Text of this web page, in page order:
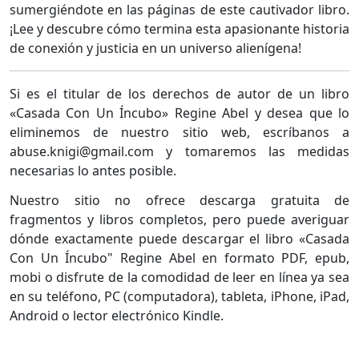
sumergiéndote en las páginas de este cautivador libro.
¡Lee y descubre cómo termina esta apasionante historia
de conexión y justicia en un universo alienígena!
Si es el titular de los derechos de autor de un libro
«Casada Con Un Íncubo» Regine Abel y desea que lo
eliminemos de nuestro sitio web, escríbanos a
abuse.knigi@gmail.com y tomaremos las medidas
necesarias lo antes posible.
Nuestro sitio no ofrece descarga gratuita de
fragmentos y libros completos, pero puede averiguar
dónde exactamente puede descargar el libro «Casada
Con Un Íncubo" Regine Abel en formato PDF, epub,
mobi o disfrute de la comodidad de leer en línea ya sea
en su teléfono, PC (computadora), tableta, iPhone, iPad,
Android o lector electrónico Kindle.